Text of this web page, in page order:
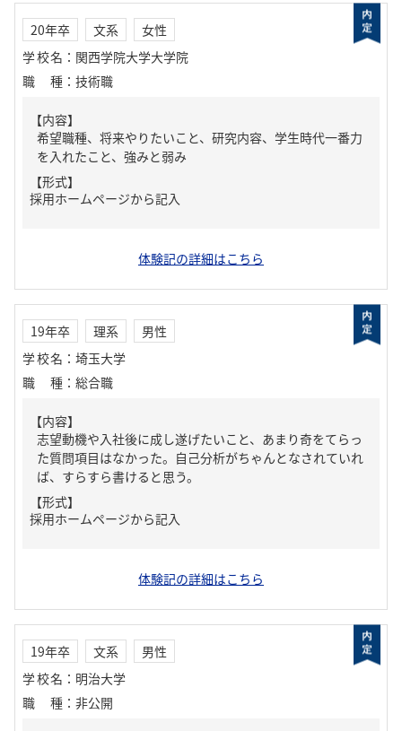
20年卒 文系
女性
学校名 ： 関西学院大学大学院
職種 ： 技術職
【内容】
希望職種、将来やりたいこと、研究内容、学生時代一番力
を入れたこと、強みと弱み
【形式】
採用ホームページから記入
体験記の詳細はこちら
19年卒 理系
男性
学校名 ： 埼玉大学
職種 ： 総合職
【内容】
志望動機や入社後に成し遂げたいこと、あまり奇をてらっ
た質問項目はなかった。自己分析がちゃんとなされていれ
ば、すらすら書けると思う。
【形式】
採用ホームページから記入
体験記の詳細はこちら
19年卒 文系
男性
学校名 ： 明治大学
職種 ： 非公開